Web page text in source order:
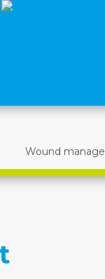
Wound